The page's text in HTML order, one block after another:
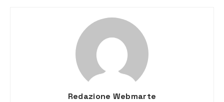
Redazione Webmarte